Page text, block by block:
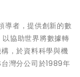
導者，提供創新的數
協助世界將數據轉
，於資料科學與機
灣分公司於1989年